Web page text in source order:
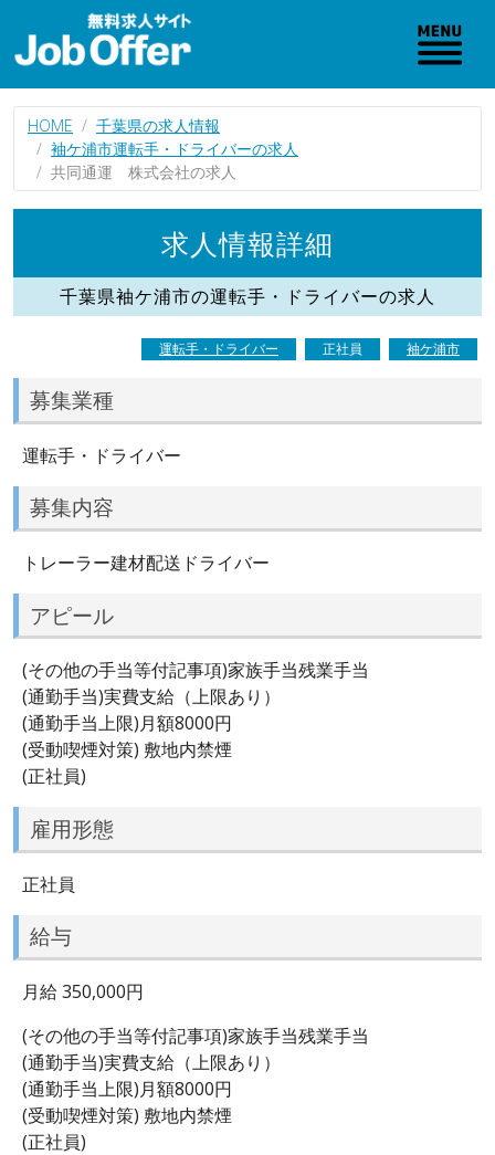
HOME
千葉県の求人情報
袖ケ浦市運転手・ドライバーの求人
共同通運 株式会社の求人
求人情報詳細
千葉県袖ケ浦市の運転手・ドライバーの求人
運転手・ドライバー 正社員 袖ケ浦市
募集業種
運転手・ドライバー
募集内容
トレーラー建材配送ドライバー
アピール
(その他の手当等付記事項)家族手当残業手当
(通勤手当)実費支給（上限あり）
(通勤手当上限)月額8000円
(受動喫煙対策) 敷地内禁煙
(正社員)
雇用形態
正社員
給与
月給 350,000円
(その他の手当等付記事項)家族手当残業手当
(通勤手当)実費支給（上限あり）
(通勤手当上限)月額8000円
(受動喫煙対策) 敷地内禁煙
(正社員)